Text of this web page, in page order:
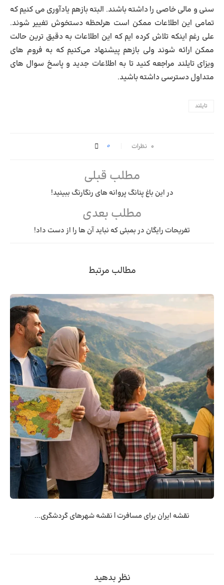
سنی و مالی خاصی را داشته باشند. البته بازهم یادآوری می ‌کنیم که
تمامی این اطلاعات ممکن است هرلحظه دستخوش تغییر شوند.
علی رغم اینکه تلاش کرده ‌ایم که این اطلاعات به دقیق ‌ترین حالت
ممکن ارائه شوند ولی بازهم پیشنهاد می‌کنیم که به فروم ‌های
ویزای تایلند مراجعه کنید تا به اطلاعات جدید و پاسخ سوال ‌های
متداول دسترسی داشته باشید.
تایلند
۰ نظرات 0
مطلب قبلی
در این باغ پنانگ پروانه های رنگارنگ ببینید!
مطلب بعدی
تفریحات رایگان در بمبئی که نباید آن ها را از دست داد!
مطالب مرتبط
نقشه ایران برای مسافرت | نقشه شهرهای گردشگری...
نظر بدهید